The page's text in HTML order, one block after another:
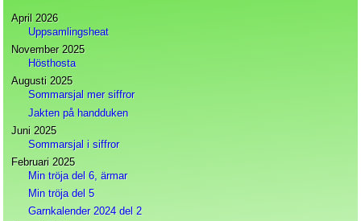
April 2026
Uppsamlingsheat
November 2025
Hösthosta
Augusti 2025
Sommarsjal mer siffror
Jakten på handduken
Juni 2025
Sommarsjal i siffror
Februari 2025
Min tröja del 6, ärmar
Min tröja del 5
Garnkalender 2024 del 2